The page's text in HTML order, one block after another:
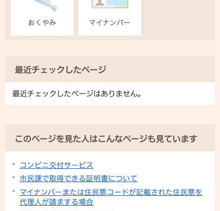
最近チェックしたページ
最近チェックしたページはありません。
このページを見た人はこんなページも見ています
コンビニ交付サービス
市民課で取得できる証明書について
マイナンバーまたは住民票コードが記載された住民票を
代理人が請求する場合